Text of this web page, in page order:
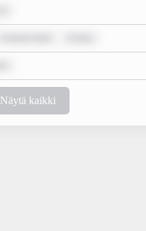
Näytä kaikki